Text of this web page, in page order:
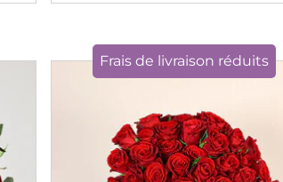
Frais de livraison réduits